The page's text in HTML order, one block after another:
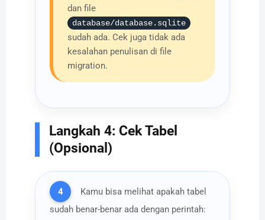
dan file
database/database.sqlite
sudah ada. Cek juga tidak ada
kesalahan penulisan di file
migration.
Langkah 4: Cek Tabel
(Opsional)
4
Kamu bisa melihat apakah tabel
sudah benar-benar ada dengan perintah: